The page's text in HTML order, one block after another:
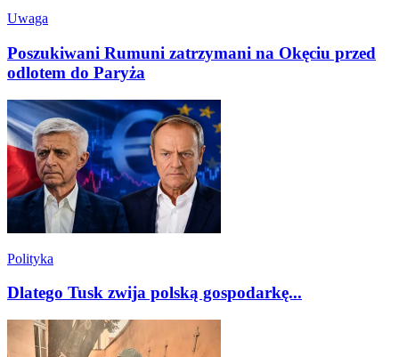
Uwaga
Poszukiwani Rumuni zatrzymani na Okęciu przed
odlotem do Paryża
Polityka
Dlatego Tusk zwija polską gospodarkę...